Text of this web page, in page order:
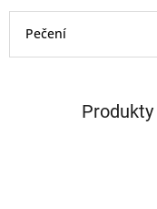
Pečení